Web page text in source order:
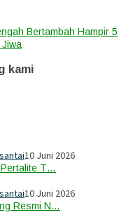
Bertambah Hampir 5
kami
10 Juni 2026
Pertalite T…
10 Juni 2026
Resmi N…